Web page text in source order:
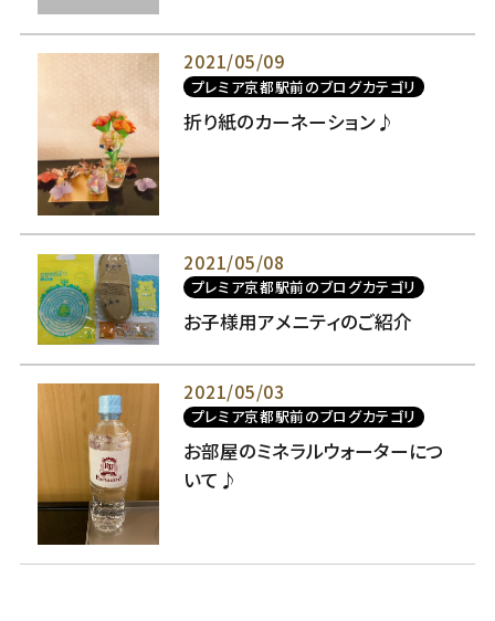
2021/05/09
プレミア京都駅前のブログカテゴリ
折り紙のカーネーション♪
2021/05/08
プレミア京都駅前のブログカテゴリ
お子様用アメニティのご紹介
2021/05/03
プレミア京都駅前のブログカテゴリ
お部屋のミネラルウォーターにつ
いて♪